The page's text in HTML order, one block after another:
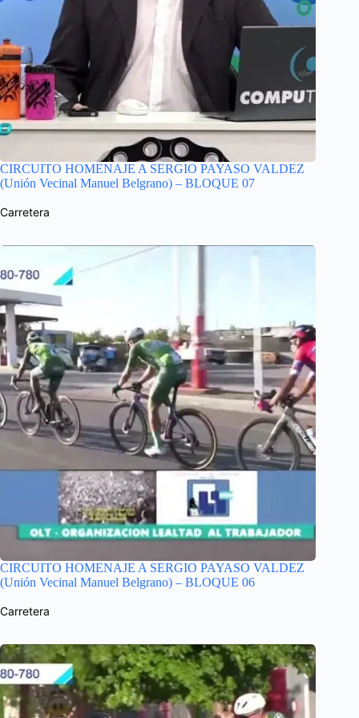
CIRCUITO HOMENAJE A SERGIO PAYASO VALDEZ
(Unión Vecinal Manuel Belgrano) – BLOQUE 07
Carretera
CIRCUITO HOMENAJE A SERGIO PAYASO VALDEZ
(Unión Vecinal Manuel Belgrano) – BLOQUE 06
Carretera